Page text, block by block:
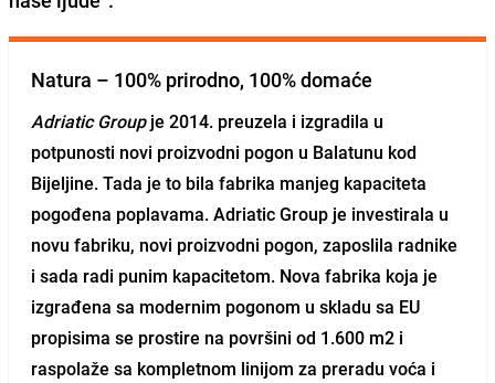
Natura – 100% prirodno, 100% domaće
Adriatic Groupje 2014. preuzela i izgradila u
potpunosti novi proizvodni pogon u Balatunu kod
Bijeljine. Tada je to bila fabrika manjeg kapaciteta
pogođena poplavama. Adriatic Group je investirala u
novu fabriku, novi proizvodni pogon, zaposlila radnike
i sada radi punim kapacitetom. Nova fabrika koja je
izgrađena sa modernim pogonom u skladu sa EU
propisima se prostire na površini od 1.600 m2 i
raspolaže sa kompletnom linijom za preradu voća i